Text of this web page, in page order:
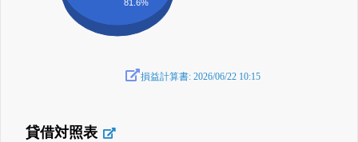
81.6%
損益計算書: 2026/06/22 10:15
貸借対照表